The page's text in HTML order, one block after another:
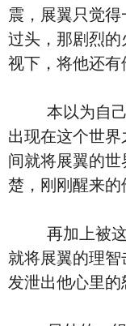
震，展翼只觉
过头，那剧烈
视下，将他还有
本以为自己
出现在这个世
间就将展翼的
楚，刚刚醒来的
再加上被这
就将展翼的理
发泄出他心里的